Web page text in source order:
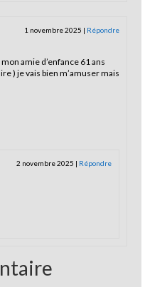
1 novembre 2025 | Répondre
amie d’enfance 61 ans
) je vais bien m’amuser mais
2 novembre 2025 | Répondre